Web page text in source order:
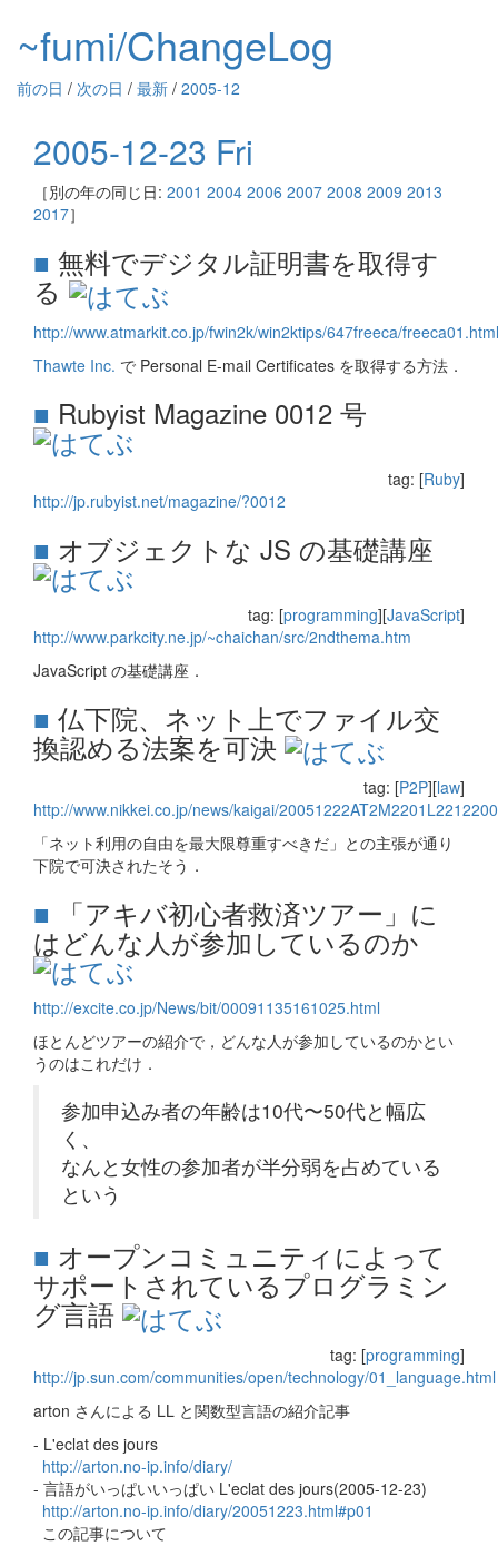
~fumi/ChangeLog
前の日 / 次の日 / 最新 / 2005-12
2005-12-23 Fri
［別の年の同じ日: 2001 2004 2006 2007 2008 2009 2013
2017］
■ 無料でデジタル証明書を取得す
る
http://www.atmarkit.co.jp/fwin2k/win2ktips/647freeca/freeca01.html
Thawte Inc. で Personal E-mail Certificates を取得する方法．
■ Rubyist Magazine 0012 号
tag: [Ruby]
http://jp.rubyist.net/magazine/?0012
■ オブジェクトな JS の基礎講座
tag: [programming][JavaScript]
http://www.parkcity.ne.jp/~chaichan/src/2ndthema.htm
JavaScript の基礎講座．
■ 仏下院、ネット上でファイル交
換認める法案を可決
tag: [P2P][law]
http://www.nikkei.co.jp/news/kaigai/
「ネット利用の自由を最大限尊重すべきだ」との主張が通り
下院で可決されたそう．
■ 「アキバ初心者救済ツアー」に
はどんな人が参加しているのか
http://excite.co.jp/News/bit/00091135161025.html
ほとんどツアーの紹介で，どんな人が参加しているのかとい
うのはこれだけ．
参加申込み者の年齢は10代〜50代と幅広
く、
なんと女性の参加者が半分弱を占めている
という
■ オープンコミュニティによって
サポートされているプログラミン
グ言語
tag: [programming]
http://jp.sun.com/communities/open/technology/01_language.html
arton さんによる LL と関数型言語の紹介記事
- L'eclat des jours
http://arton.no-ip.info/diary/
- 言語がいっぱいいっぱい L'eclat des jours(2005-12-23)
http://arton.no-ip.info/diary/20051223.html#p01
この記事について